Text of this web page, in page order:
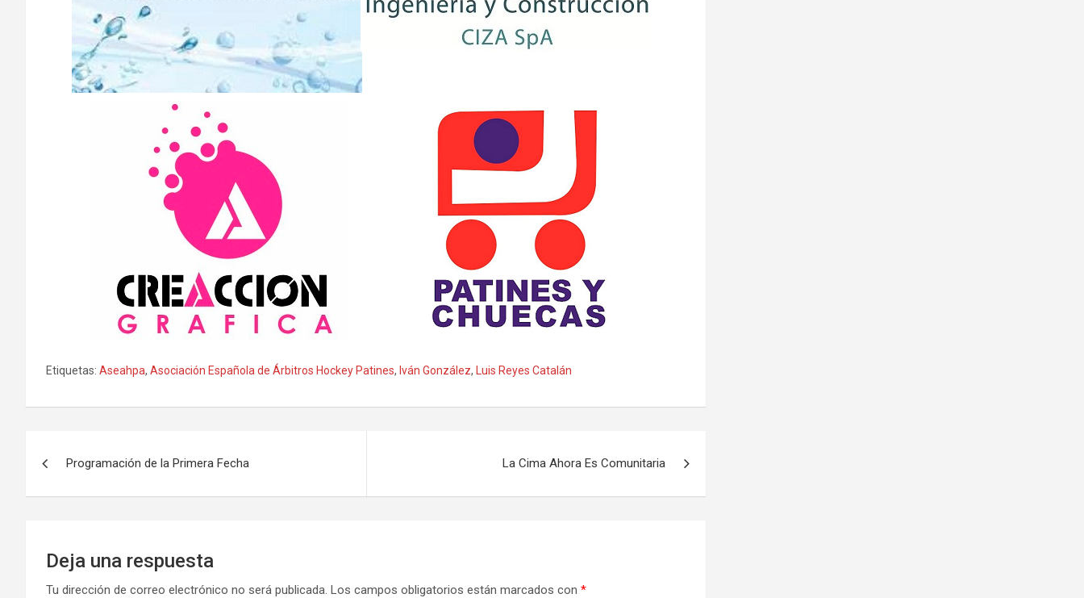
Etiquetas: Aseahpa, Asociación Española de Árbitros Hockey Patines, Iván González, Luis Reyes Catalán
Programación de la Primera Fecha La Cima Ahora Es Comunitaria
Deja una respuesta
Tu dirección de correo electrónico no será publicada. Los campos obligatorios están marcados con *